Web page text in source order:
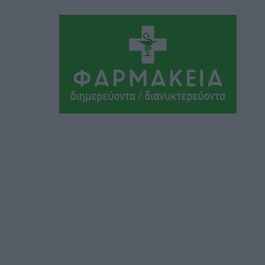
αναζητά το υπουργείο
πριν 2 ώρες
Νέες τουρκικές παραβιάσεις στο Αιγαίο
– Μία εμπλοκή με ελληνικά μαχητικά
Ειδήσεις πριν 2 ώρες